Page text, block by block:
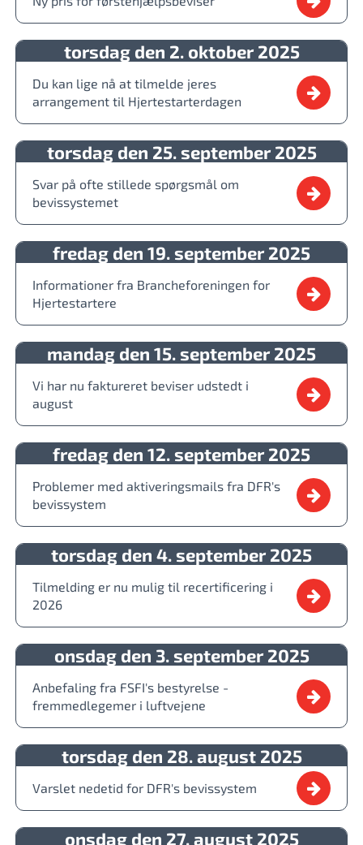
torsdag den 2. oktober 2025
Du kan lige nå at tilmelde jeres
arrangement til Hjertestarterdagen
torsdag den 25. september 2025
Svar på ofte stillede spørgsmål om
bevissystemet
fredag den 19. september 2025
Informationer fra Brancheforeningen for
Hjertestartere
mandag den 15. september 2025
Vi har nu faktureret beviser udstedt i
august
fredag den 12. september 2025
Problemer med aktiveringsmails fra DFR's
bevissystem
torsdag den 4. september 2025
Tilmelding er nu mulig til recertificering i
2026
onsdag den 3. september 2025
Anbefaling fra FSFI's bestyrelse -
fremmedlegemer i luftvejene
torsdag den 28. august 2025
Varslet nedetid for DFR's bevissystem
onsdag den 27. august 2025